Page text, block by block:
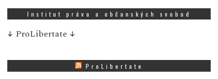
Institut práva a občanských svobod
↓ ProLibertate ↓
ProLibertate